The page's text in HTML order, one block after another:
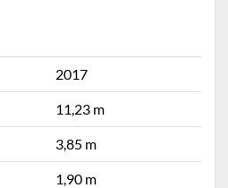
2017
11,23 m
3,85 m
1,90 m